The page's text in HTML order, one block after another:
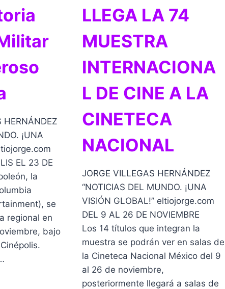
¡UNA
EL 23 DE
la
se
regional en
bajo
Cinépolis.
LLEGA LA 74
MUESTRA
INTERNACIONA
L DE CINE A LA
CINETECA
NACIONAL
JORGE VILLEGAS HERNÁNDEZ
“NOTICIAS DEL MUNDO. ¡UNA
VISIÓN GLOBAL!” eltiojorge.com
DEL 9 AL 26 DE NOVIEMBRE
Los 14 títulos que integran la
muestra se podrán ver en salas de
la Cineteca Nacional México del 9
al 26 de noviembre,
posteriormente llegará a salas de